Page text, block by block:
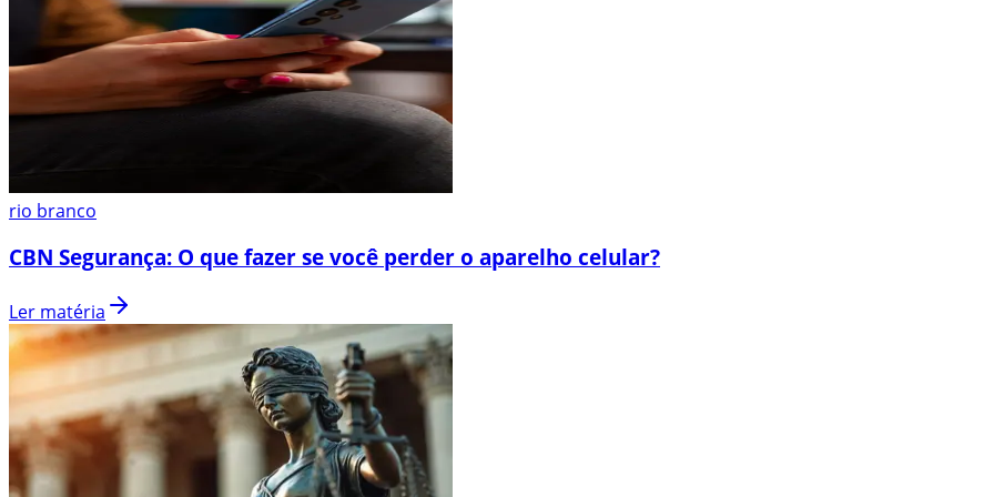
rio branco
CBN Segurança: O que fazer se você perder o aparelho celular?
Ler matéria